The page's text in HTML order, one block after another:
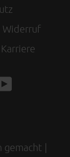
Widerruf
Karriere
|